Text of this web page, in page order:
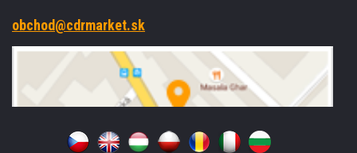
obchod@cdrmarket.sk